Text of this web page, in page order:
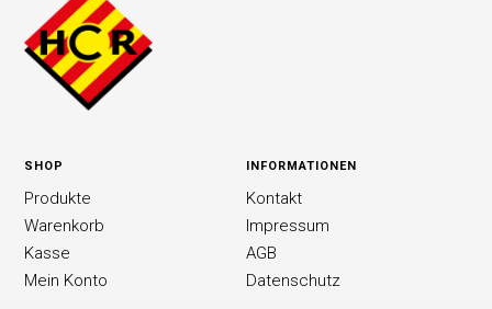
SHOP
Produkte
Warenkorb
Kasse
Mein Konto
INFORMATIONEN
Kontakt
Impressum
AGB
Datenschutz